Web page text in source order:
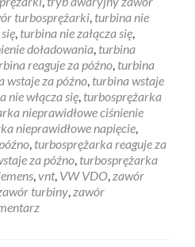
turbosprężarki turbina nie
turbina nie załącza się
doładowania turbina
reaguje za późno turbina
wstaje za późno turbina wstaje
nie włącza się turbosprężarka
nieprawidłowe ciśnienie
nieprawidłowe napięcie
turbosprężarka reaguje za
za późno turbosprężarka
vnt, VW VDO zawór
turbiny zawór